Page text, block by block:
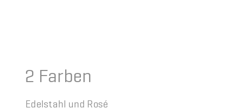
2 Farben
Edelstahl und Rosé